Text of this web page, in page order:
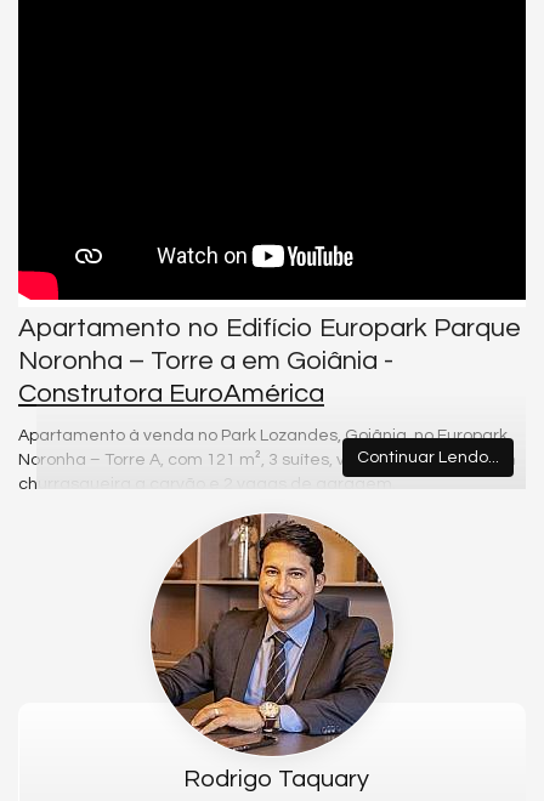
Apartamento no Edifício Europark Parque
Noronha – Torre a em Goiânia -
Construtora EuroAmérica
Apartamento à venda no Park Lozandes, Goiânia, no Europark
Noronha – Torre A, com 121 m², 3 suítes, varanda gourmet com
churrasqueira a carvão e 2 vagas de garagem.
próximo ao Alphaville e à Av. Olinda.
Planta ampla e funcional, com integração entre living, cozinha e
varanda gourmet, proporcionando conforto, excelente
iluminação natural e ótimo aproveitamento dos ambientes.
Ideal para quem busca qualidade de vida e praticidade.
Diferenciais do imóvel
121 m² | 3 suítes | Varanda gourmet com churrasqueira a
carvão | Vista definitiva | Planta integrada | Excelente ventilação
natural | 2 vagas privativas
Continuar Lendo...
Rodrigo Taquary